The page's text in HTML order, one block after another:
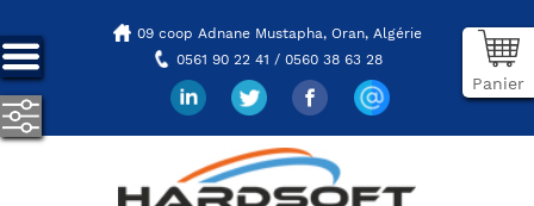
09 coop Adnane Mustapha, Oran, Algérie
0561 90 22 41 / 0560 38 63 28
Panier